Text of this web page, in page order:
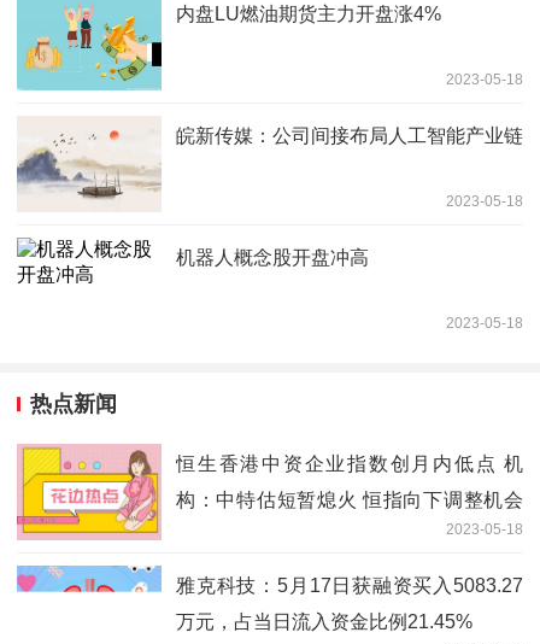
内盘LU燃油期货主力开盘涨4%
2023-05-18
皖新传媒：公司间接布局人工智能产业链
2023-05-18
机器人概念股开盘冲高
2023-05-18
热点新闻
恒生香港中资企业指数创月内低点 机
构：中特估短暂熄火 恒指向下调整机会
2023-05-18
雅克科技：5月17日获融资买入5083.27
万元，占当日流入资金比例21.45%